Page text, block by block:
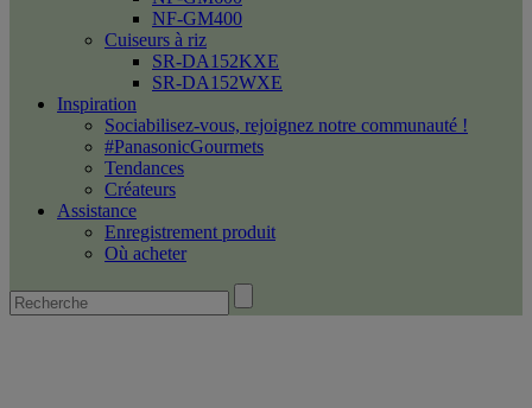
NF-GM400
Cuiseurs à riz
SR-DA152KXE
SR-DA152WXE
Inspiration
Sociabilisez-vous, rejoignez notre communauté !
#PanasonicGourmets
Tendances
Créateurs
Assistance
Enregistrement produit
Où acheter